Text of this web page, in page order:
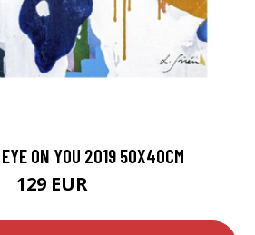
ON YOU 2019 50X40CM
129 EUR